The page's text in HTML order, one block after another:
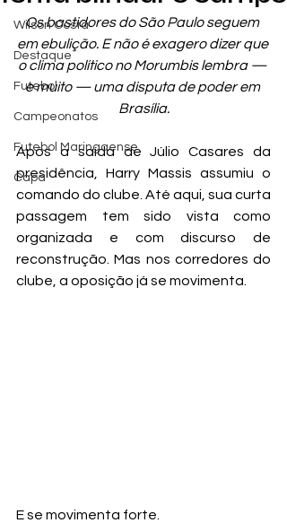
Wilson Costa
Destaque
Futebol
Campeonatos
Futebol Maringaense
Capa
Os bastidores do São Paulo seguem
em ebulição. E não é exagero dizer que
o clima político no Morumbis lembra —
e muito — uma disputa de poder em
Brasília.
Após a saída de Júlio Casares da
presidência, Harry Massis assumiu o
comando do clube. Até aqui, sua curta
passagem tem sido vista como
organizada e com discurso de
reconstrução. Mas nos corredores do
clube, a oposição já se movimenta.
E se movimenta forte.